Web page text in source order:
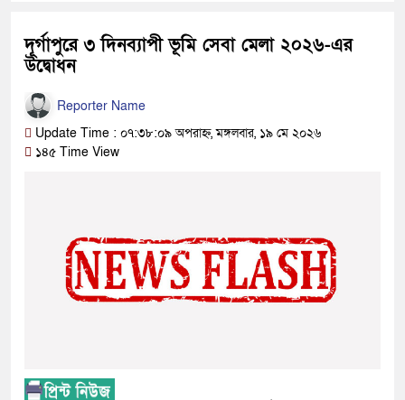
দূর্গাপুরে ৩ দিনব্যাপী ভূমি সেবা মেলা ২০২৬-এর
উদ্বোধন
Reporter Name
Update Time : ০৭:৩৮:০৯ অপরাহ্ন, মঙ্গলবার, ১৯ মে ২০২৬
১৪৫ Time View